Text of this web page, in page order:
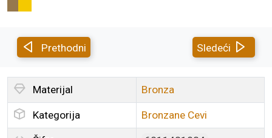
Prethodni Sledeći
Materijal Bronza
Kategorija Bronzane Cevi